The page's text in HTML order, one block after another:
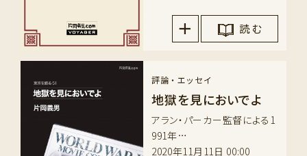
読 む
評論・エッセイ
地獄を見においでよ
アラン・パーカー監督による1
991年…
2020年11月11日 00:00